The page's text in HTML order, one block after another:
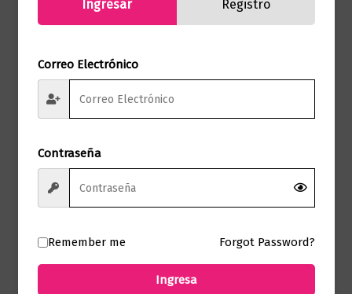
Novela Romántica
El día que dejo de nevar en Alaska
$78.000,00
Añadir al carrito
Ingresar Registro
Correo Electrónico
Contraseña
Remember me Forgot Password?
Ingresa